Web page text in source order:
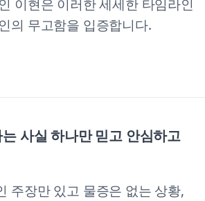
이현은 이러한 세세한 타임라인
의 무고함을 입증합니다.
사실 하나만 믿고 안심하고
주장만 있고 물증은 없는 상황,